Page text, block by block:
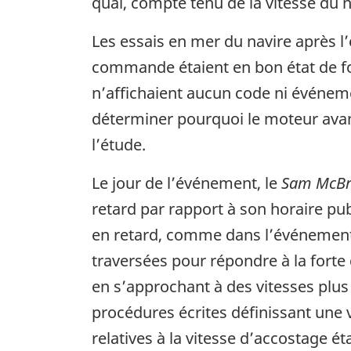
Les essais en mer du navire après
commande étaient en bon état de
n’affichaient aucun code ni
déterminer pourquoi le moteur
l’étude.
Le jour de l’événement, leSam
retard par rapport à son horaire
en retard, comme dans
traversées pour répondre à la
en s’approchant à des vitesses
procédures écrites définissant une
relatives à la vitesse d’accostage